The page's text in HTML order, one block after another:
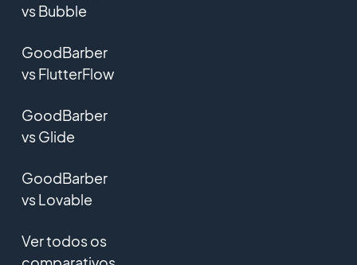
vs Bubble
GoodBarber
vs FlutterFlow
GoodBarber
vs Glide
GoodBarber
vs Lovable
Ver todos os